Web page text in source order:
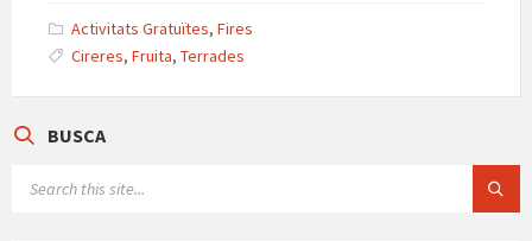
p
p
o
k
m
p
ar
te
Activitats Gratuïtes, Fires
Cireres, Fruita, Terrades
BUSCA